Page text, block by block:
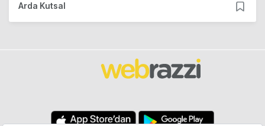
Arda Kutsal